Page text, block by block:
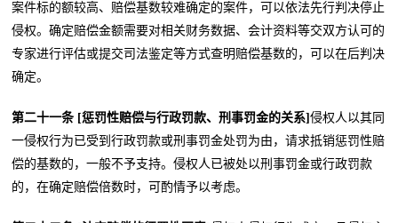
案件标的额较高、赔偿基数较难确定的案件，可以依法先行判决停止
侵权。确定赔偿金额需要对相关财务数据、会计资料等交双方认可的
专家进行评估或提交司法鉴定等方式查明赔偿基数的，可以在后判决
确定。
第二十一条 [惩罚性赔偿与行政罚款、刑事罚金的关系]侵权人以其同
一侵权行为已受到行政罚款或刑事罚金处罚为由，请求抵销惩罚性赔
偿的基数的，一般不予支持。侵权人已被处以刑事罚金或行政罚款
的，在确定赔偿倍数时，可酌情予以考虑。